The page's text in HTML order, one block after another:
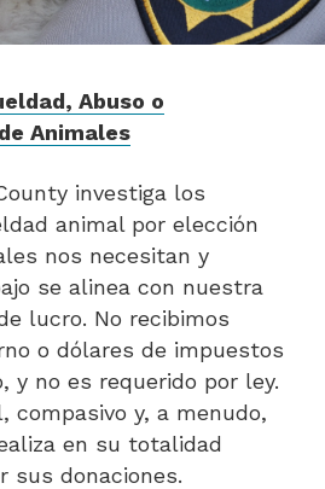
Abuso o
Animales
investiga los
animal por elección
nos necesitan y
se alinea con nuestra
lucro. No recibimos
o dólares de impuestos
y no es requerido por ley.
compasivo y, a menudo,
en su totalidad
sus donaciones.